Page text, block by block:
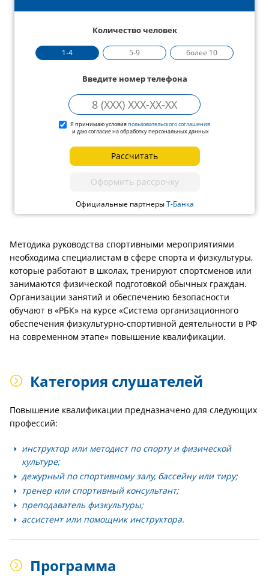
Количество человек
1-4 5-9 более 10
Введите номер телефона
Я принимаю условияпользовательского соглашения
и даю согласие на обработку персональных данных
Рассчитать
Оформить рассрочку
Официальные партнерыТ-Банка
Методика руководства спортивными мероприятиями
необходима специалистам в сфере спорта и физкультуры,
которые работают в школах, тренируют спортсменов или
занимаются физической подготовкой обычных граждан.
Организации занятий и обеспечению безопасности
обучают в «РБК» на курсе «Система организационного
обеспечения физкультурно-спортивной деятельности в РФ
на современном этапе» повышение квалификации.
Категория слушателей
Повышение квалификации предназначено для следующих
профессий:
инструктор или методист по спорту и физической
культуре;
дежурный по спортивному залу, бассейну или тиру;
тренер или спортивный консультант;
преподаватель физкультуры;
ассистент или помощник инструктора.
Программа